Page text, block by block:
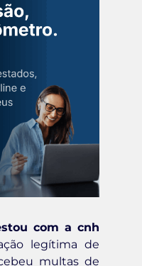
com a cnh
legítima de
multas de